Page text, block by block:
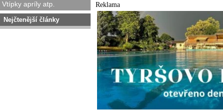
Vtípky apríly atp.
Nejčtenější články
Reklama